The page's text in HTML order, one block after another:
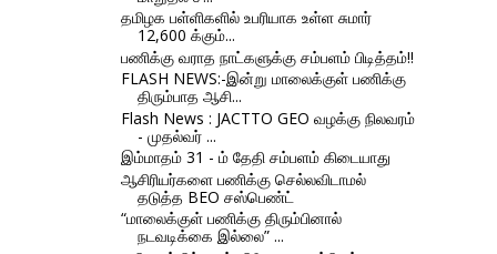
தமிழக பள்ளிகளில் உபரியாக உள்ள சுமார்
12,600 க்கும்...
பணிக்கு வராத நாட்களுக்கு சம்பளம் பிடித்தம்!!
FLASH NEWS:-இன்று மாலைக்குள் பணிக்கு
திரும்பாத ஆசி...
Flash News : JACTTO GEO வழக்கு நிலவரம்
- முதல்வர் ...
இம்மாதம் 31 - ம் தேதி சம்பளம் கிடையாது
ஆசிரியர்களை பணிக்கு செல்லவிடாமல்
தடுத்த BEO சஸ்பெண்ட்
“மாலைக்குள் பணிக்கு திரும்பினால்
நடவடிக்கை இல்லை” ...